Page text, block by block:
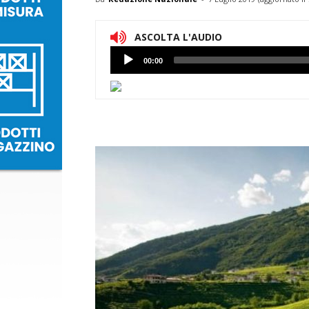
ASCOLTA L'AUDIO
Lettore
Audio
00:00